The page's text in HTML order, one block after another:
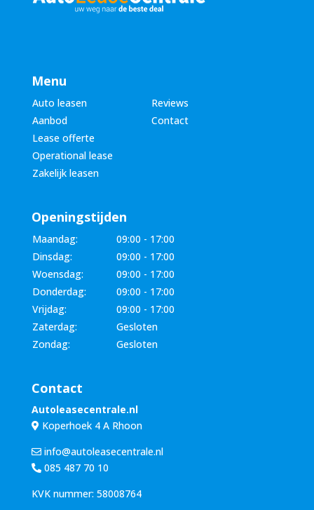
Menu
Auto leasen
Reviews
Aanbod
Contact
Lease offerte
Operational lease
Zakelijk leasen
Openingstijden
Maandag:
09:00 - 17:00
Dinsdag:
09:00 - 17:00
Woensdag:
09:00 - 17:00
Donderdag:
09:00 - 17:00
Vrijdag:
09:00 - 17:00
Zaterdag:
Gesloten
Zondag:
Gesloten
Contact
Autoleasecentrale.nl
Koperhoek 4 A Rhoon
info@autoleasecentrale.nl
085 487 70 10
KVK nummer: 58008764